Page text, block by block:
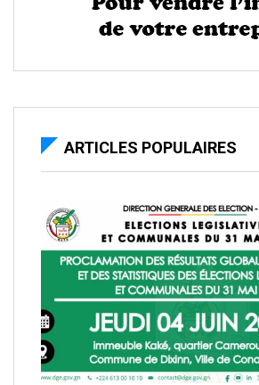
ARTICLES POPULAIRES